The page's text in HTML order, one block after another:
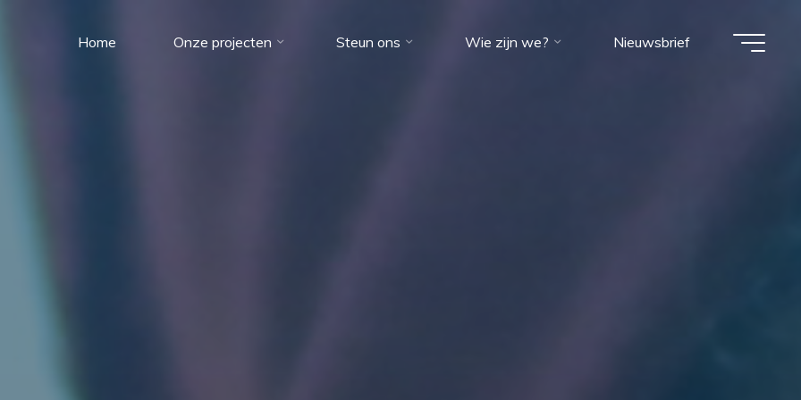
Home Onze projecten Steun ons Wie zijn we? Nieuwsbrief